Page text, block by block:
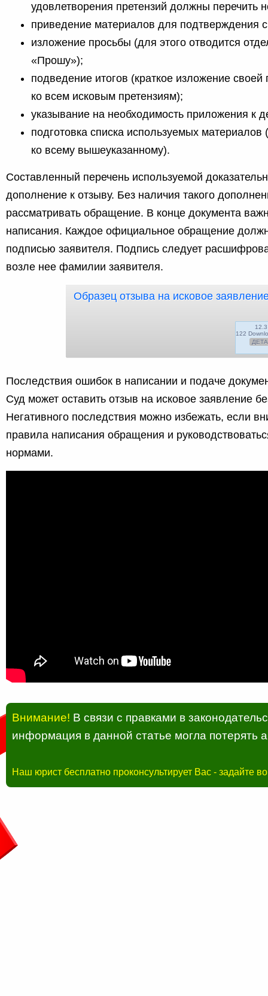
удовлетворения претензий должны перечить
приведение материалов для подтверждения
изложение просьбы (для этого отводится
«Прошу»);
подведение итогов (краткое изложение
ко всем исковым претензиям);
указывание на необходимость приложения к
подготовка списка используемых материалов
ко всему вышеуказанному).
Составленный перечень используемой
дополнение к отзыву. Без наличия такого
рассматривать обращение. В конце документа
написания. Каждое официальное обращение
подписью заявителя. Подпись следует
возле нее фамилии заявителя.
Образец отзыва на исковое
122
Последствия ошибок в написании и подаче
Суд может оставить отзыв на исковое заявление
Негативного последствия можно избежать, если
правила написания обращения и
нормами.
Внимание! В связи с правками в
информация в данной статье могла потерять
Наш юрист бесплатно проконсультирует Вас - задайте